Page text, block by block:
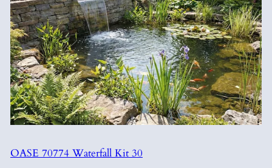
OASE 70774 Waterfall Kit 30